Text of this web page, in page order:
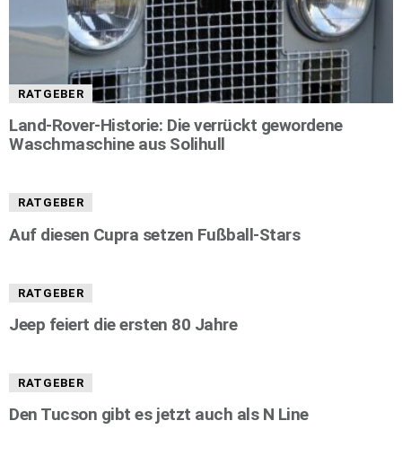
RATGEBER
Land-Rover-Historie: Die verrückt gewordene
Waschmaschine aus Solihull
RATGEBER
Auf diesen Cupra setzen Fußball-Stars
RATGEBER
Jeep feiert die ersten 80 Jahre
RATGEBER
Den Tucson gibt es jetzt auch als N Line